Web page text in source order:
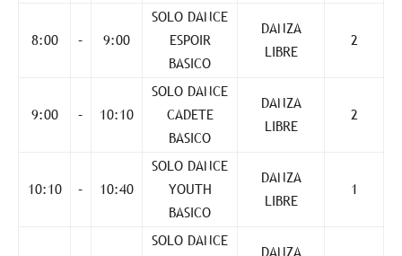
8:00 – 9:00
SOLO DANCE
ESPOIR
BASICO
DANZA
LIBRE
2
9:00 – 10:10
SOLO DANCE
CADETE
BASICO
DANZA
LIBRE
2
10:10 – 10:40
SOLO DANCE
YOUTH
BASICO
DANZA
LIBRE
1
SOLO DANCE
DANZA